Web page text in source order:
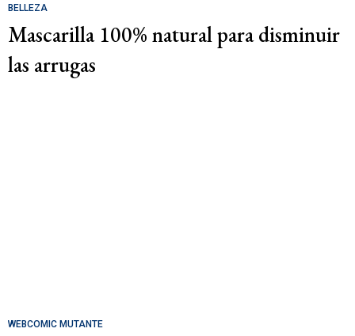
BELLEZA
Mascarilla 100% natural para disminuir
las arrugas
WEBCOMIC MUTANTE